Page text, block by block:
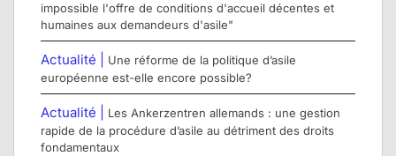
impossible l'offre de conditions d'accueil décentes et
humaines aux demandeurs d'asile"
Actualité |
Une réforme de la politique d’asile
européenne est-elle encore possible?
Actualité |
Les Ankerzentren allemands : une gestion
rapide de la procédure d’asile au détriment des droits
fondamentaux